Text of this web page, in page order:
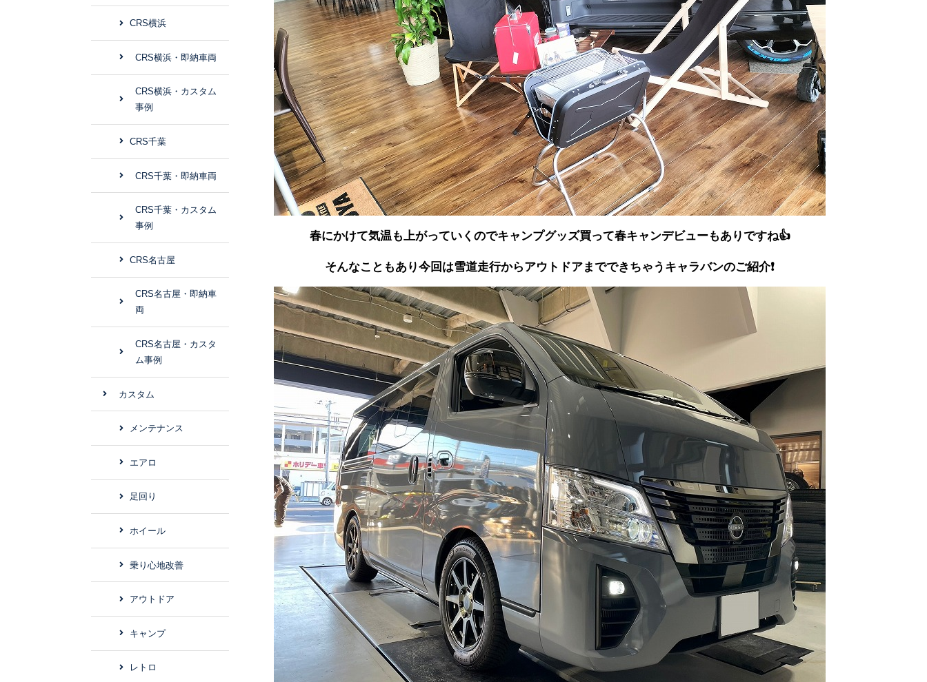
春にかけて気温も上がっていくのでキャンプグッズ買って春キャンデビューもありですね👍
そんなこともあり今回は雪道走行からアウトドアまでできちゃうキャラバンのご紹介❗
CRS横浜
CRS横浜・即納車両
CRS横浜・カスタム
事例
CRS千葉
CRS千葉・即納車両
CRS千葉・カスタム
事例
CRS名古屋
CRS名古屋・即納車
両
CRS名古屋・カスタ
ム事例
カスタム
メンテナンス
エアロ
足回り
ホイール
乗り心地改善
アウトドア
キャンプ
レトロ